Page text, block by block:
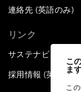
こ
ま
こ
連絡先 (英語のみ)
リンク
サステナビリティ
採用情報 (英語のみ)